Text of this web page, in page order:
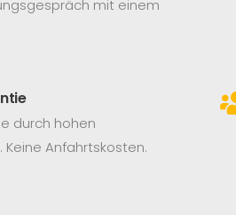
mit einem
durch hohen
Keine Anfahrtskosten.